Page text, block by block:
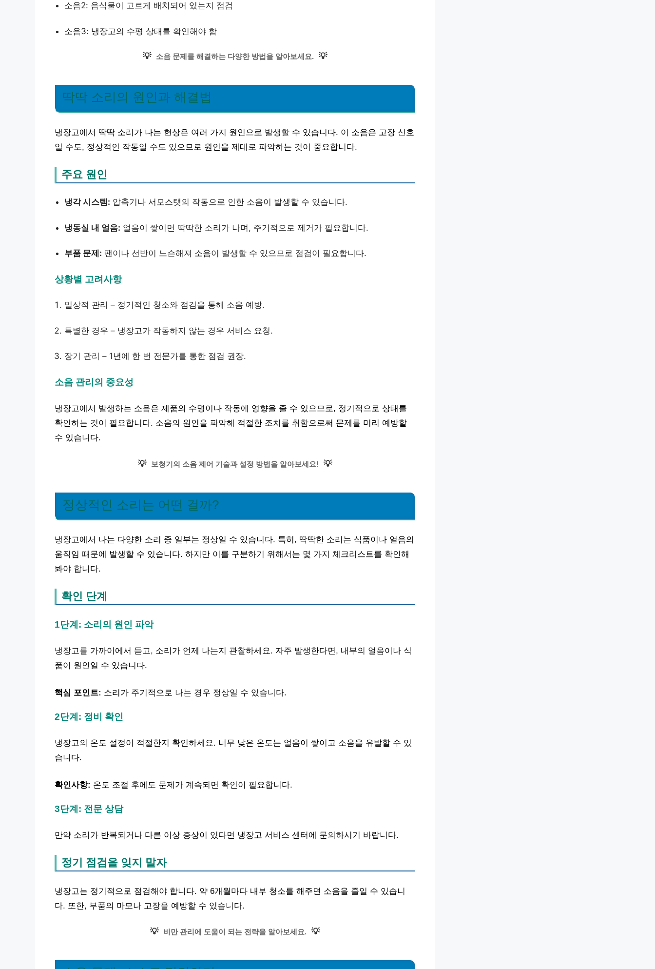
소음2: 음식물이 고르게 배치되어 있는지 점검
소음3: 냉장고의 수평 상태를 확인해야 함
💡 소음 문제를 해결하는 다양한 방법을 알아보세요. 💡
딱딱 소리의 원인과 해결법
냉장고에서 딱딱 소리가 나는 현상은 여러 가지 원인으로 발생할 수 있습니다. 이 소음은 고장 신호
일 수도, 정상적인 작동일 수도 있으므로 원인을 제대로 파악하는 것이 중요합니다.
주요 원인
냉각 시스템: 압축기나 서모스탯의 작동으로 인한 소음이 발생할 수 있습니다.
냉동실 내 얼음: 얼음이 쌓이면 딱딱한 소리가 나며, 주기적으로 제거가 필요합니다.
부품 문제: 팬이나 선반이 느슨해져 소음이 발생할 수 있으므로 점검이 필요합니다.
상황별 고려사항
일상적 관리 – 정기적인 청소와 점검을 통해 소음 예방.
특별한 경우 – 냉장고가 작동하지 않는 경우 서비스 요청.
장기 관리 – 1년에 한 번 전문가를 통한 점검 권장.
소음 관리의 중요성
냉장고에서 발생하는 소음은 제품의 수명이나 작동에 영향을 줄 수 있으므로, 정기적으로 상태를
확인하는 것이 필요합니다. 소음의 원인을 파악해 적절한 조치를 취함으로써 문제를 미리 예방할
수 있습니다.
💡 보청기의 소음 제어 기술과 설정 방법을 알아보세요! 💡
정상적인 소리는 어떤 걸까?
냉장고에서 나는 다양한 소리 중 일부는 정상일 수 있습니다. 특히, 딱딱한 소리는 식품이나 얼음의
움직임 때문에 발생할 수 있습니다. 하지만 이를 구분하기 위해서는 몇 가지 체크리스트를 확인해
봐야 합니다.
확인 단계
1단계: 소리의 원인 파악
냉장고를 가까이에서 듣고, 소리가 언제 나는지 관찰하세요. 자주 발생한다면, 내부의 얼음이나 식
품이 원인일 수 있습니다.
핵심 포인트: 소리가 주기적으로 나는 경우 정상일 수 있습니다.
2단계: 정비 확인
냉장고의 온도 설정이 적절한지 확인하세요. 너무 낮은 온도는 얼음이 쌓이고 소음을 유발할 수 있
습니다.
확인사항: 온도 조절 후에도 문제가 계속되면 확인이 필요합니다.
3단계: 전문 상담
만약 소리가 반복되거나 다른 이상 증상이 있다면 냉장고 서비스 센터에 문의하시기 바랍니다.
정기 점검을 잊지 말자
냉장고는 정기적으로 점검해야 합니다. 약 6개월마다 내부 청소를 해주면 소음을 줄일 수 있습니
다. 또한, 부품의 마모나 고장을 예방할 수 있습니다.
💡 비만 관리에 도움이 되는 전략을 알아보세요. 💡